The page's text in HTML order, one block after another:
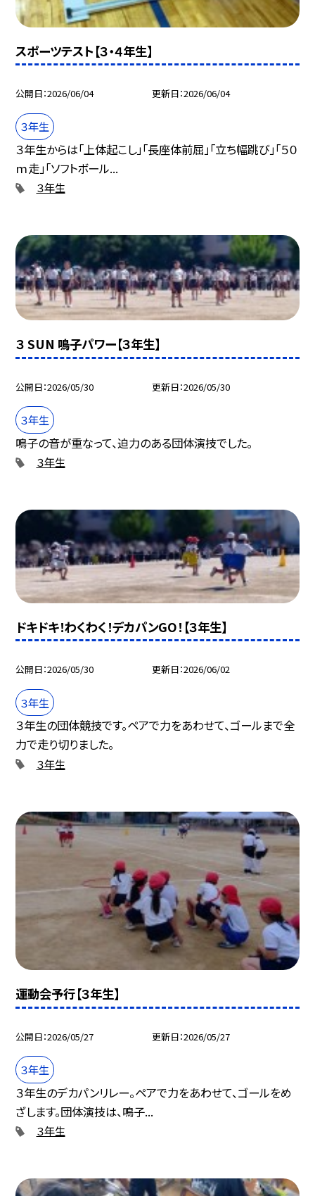
スポーツテスト【３・４年生】
公開日 2026/06/04 更新日 2026/06/04
３年生
３年生からは「上体起こし」「長座体前屈」「立ち幅跳び」「５０
ｍ走」「ソフトボール...
３年生
３ SUN 鳴子パワー【３年生】
公開日 2026/05/30 更新日 2026/05/30
３年生
鳴子の音が重なって、迫力のある団体演技でした。
３年生
ドキドキ！わくわく！デカパンGO！【３年生】
公開日 2026/05/30 更新日 2026/06/02
３年生
３年生の団体競技です。ペアで力をあわせて、ゴールまで全
力で走り切りました。
３年生
運動会予行【３年生】
公開日 2026/05/27 更新日 2026/05/27
３年生
３年生のデカパンリレー。ペアで力をあわせて、ゴールをめ
ざします。団体演技は、鳴子...
３年生